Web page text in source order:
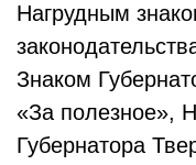
Нагрудным
Знаком
«За полезное»,
Губернатора